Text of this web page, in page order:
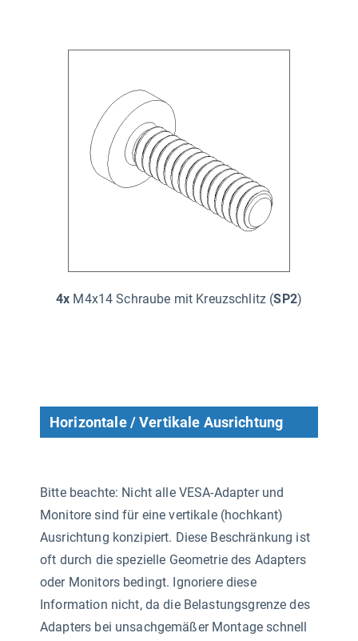
4x M4x14 Schraube mit Kreuzschlitz (SP2)
Horizontale / Vertikale Ausrichtung
Bitte beachte: Nicht alle VESA-Adapter und
Monitore sind für eine vertikale (hochkant)
Ausrichtung konzipiert. Diese Beschränkung ist
oft durch die spezielle Geometrie des Adapters
oder Monitors bedingt. Ignoriere diese
Information nicht, da die Belastungsgrenze des
Adapters bei unsachgemäßer Montage schnell